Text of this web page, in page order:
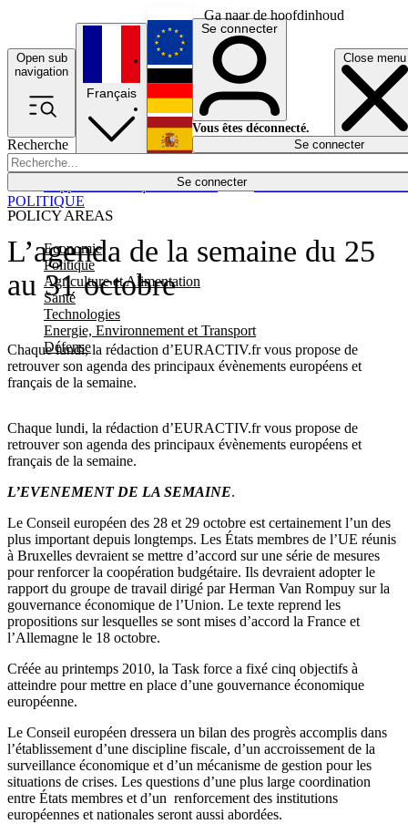
Ga naar de hoofdinhoud
Open sub
navigation
Close menu
Recherche
Se connecter
POLICY AREAS
Economie
Politique
Agriculture et Alimentation
Santé
Technologies
Energie, Environnement et Transport
Défense
Économie
Français
English
Deutsch
Español
Se connecter
Vous êtes déconnecté.
Se connecter
L’agenda de la semaine du 25
au 31 octobre
Chaque lundi, la rédaction d’EURACTIV.fr vous propose de
retrouver son agenda des principaux évènements européens et
français de la semaine.
POLITIQUE
Chaque lundi, la rédaction d’EURACTIV.fr vous propose de
retrouver son agenda des principaux évènements européens et
français de la semaine.
L’EVENEMENT DE LA SEMAINE.
Le Conseil européen des 28 et 29 octobre est certainement l’un des
plus important depuis longtemps. Les États membres de l’UE réunis
à Bruxelles devraient se mettre d’accord sur une série de mesures
pour renforcer la coopération budgétaire. Ils devraient adopter le
rapport du groupe de travail dirigé par Herman Van Rompuy sur la
gouvernance économique de l’Union. Le texte reprend les
propositions sur lesquelles se sont mises d’accord la France et
l’Allemagne le 18 octobre.
Créée au printemps 2010, la Task force a fixé cinq objectifs à
atteindre pour mettre en place d’une gouvernance économique
européenne.
Le Conseil européen dressera un bilan des progrès accomplis dans
l’établissement d’une discipline fiscale, d’un accroissement de la
surveillance économique et d’un mécanisme de gestion pour les
situations de crises. Les questions d’une plus large coordination
entre États membres et d’un renforcement des institutions
européennes et nationales seront aussi abordées.